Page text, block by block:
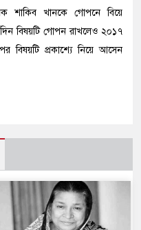
শাকিব খানকে গোপনে বিয়ে
বিষয়টি গোপন রাখলেও ২০১৭
বিষয়টি প্রকাশ্যে নিয়ে আসেন